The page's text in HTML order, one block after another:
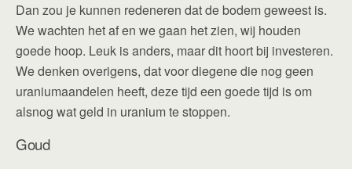
Dan zou je kunnen redeneren dat de bodem geweest is.
We wachten het af en we gaan het zien, wij houden
goede hoop. Leuk is anders, maar dit hoort bij investeren.
We denken overigens, dat voor diegene die nog geen
uraniumaandelen heeft, deze tijd een goede tijd is om
alsnog wat geld in uranium te stoppen.
Goud